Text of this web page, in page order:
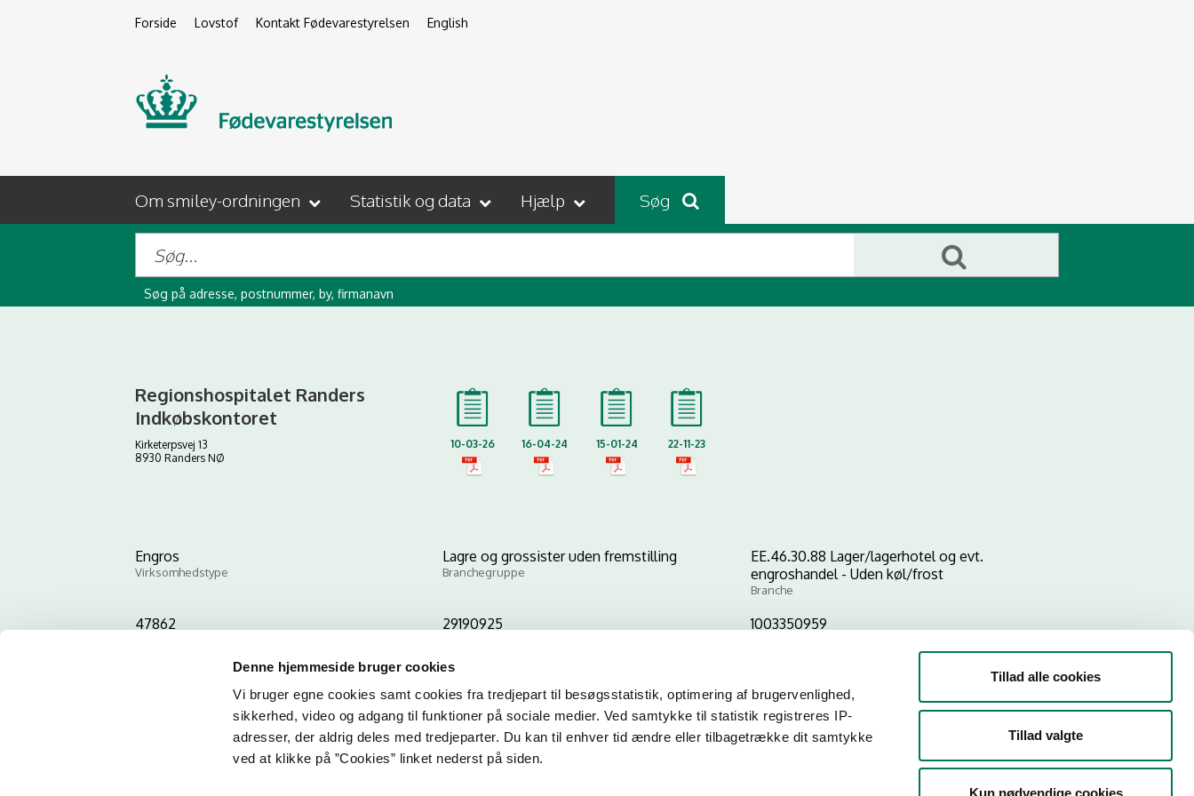
Denne hjemmeside bruger cookies
Vi bruger egne cookies samt cookies fra tredjepart til besøgsstatistik, optimering af brugervenlighed,
sikkerhed, video og adgang til funktioner på sociale medier. Ved samtykke til statistik registreres IP-
adresser, der aldrig deles med tredjeparter. Du kan til enhver tid ændre eller tilbagetrække dit samtykke
ved at klikke på ”Cookies” linket nederst på siden.
Tillad alle cookies
Tillad valgte
Kun nødvendige cookies
Forside Lovstof Kontakt Fødevarestyrelsen English
Om smiley-ordningen Statistik og data Hjælp Søg
Søg på adresse, postnummer, by, firmanavn
Regionshospitalet Randers
Indkøbskontoret
Kirketerpsvej 13
8930 Randers NØ
10-03-26 16-04-24 15-01-24 22-11-23
Engros
Virksomhedstype
Lagre og grossister uden fremstilling
Branchegruppe
EE.46.30.88 Lager/lagerhotel og evt.
engroshandel - Uden køl/frost
Branche
47862 29190925 1003350959
Kopier link til at indsætte på virksomhedens hjemmeside